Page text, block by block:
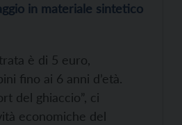
in materiale sintetico
è di 5 euro,
fino ai 6 anni d’età.
del ghiaccio”, ci
economiche del